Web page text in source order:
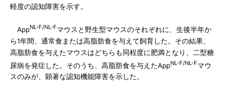
軽度の認知障害を示す。
AppNL-F/NL-Fマウスと野生型マウスのそれぞれに、生後半年か
ら1年間、通常食または高脂肪食を与えて飼育した。その結果、
高脂肪食を与えたマウスはどちらも同程度に肥満となり、二型糖
尿病を発症した。そのうち、高脂肪食を与えたAppNL-F/NL-Fマウ
スのみが、顕著な認知機能障害を示した。